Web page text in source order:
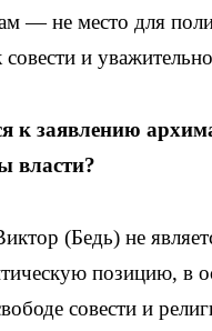
— не место для
совести и
к заявлению
власти?
(Бедь) не
позицию, в
совести и